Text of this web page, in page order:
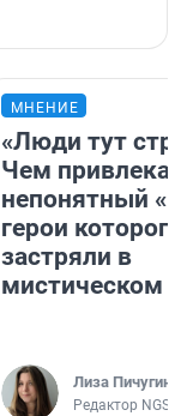
МНЕНИЕ
«Люди тут
Чем
непонятный
герои которого
застряли в
мистическом
Лиза Пичугина
Редактор